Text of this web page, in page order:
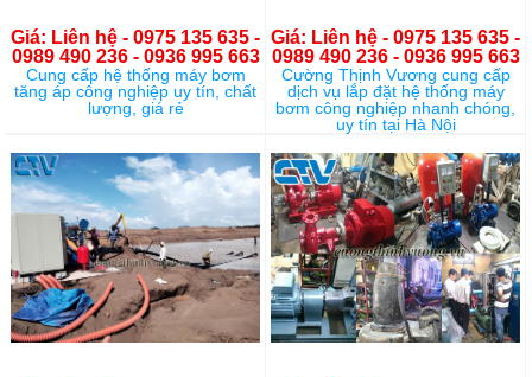
Giá: Liên hệ - 0975 135 635 -
0989 490 236 - 0936 995 663
Cung cấp hệ thống máy bơm
tăng áp công nghiệp uy tín, chất
lượng, giá rẻ
Giá: Liên hệ - 0975 135 635 -
0989 490 236 - 0936 995 663
Cường Thịnh Vương cung cấp
dịch vụ lắp đặt hệ thống máy
bơm công nghiệp nhanh chóng,
uy tín tại Hà Nội